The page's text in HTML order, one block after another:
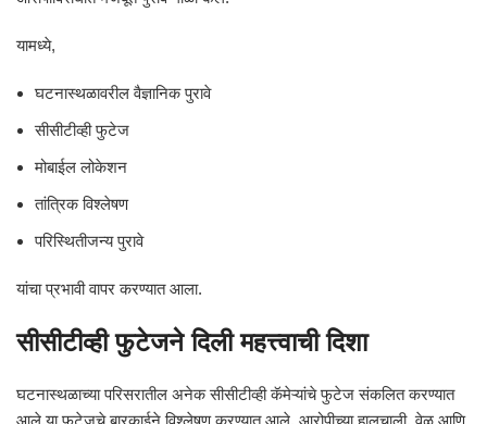
यामध्ये,
घटनास्थळावरील वैज्ञानिक पुरावे
सीसीटीव्ही फुटेज
मोबाईल लोकेशन
तांत्रिक विश्लेषण
परिस्थितीजन्य पुरावे
यांचा प्रभावी वापर करण्यात आला.
सीसीटीव्ही फुटेजने दिली महत्त्वाची दिशा
घटनास्थळाच्या परिसरातील अनेक सीसीटीव्ही कॅमेऱ्यांचे फुटेज संकलित करण्यात
आले.या फुटेजचे बारकाईने विश्लेषण करण्यात आले. आरोपीच्या हालचाली, वेळ आणि